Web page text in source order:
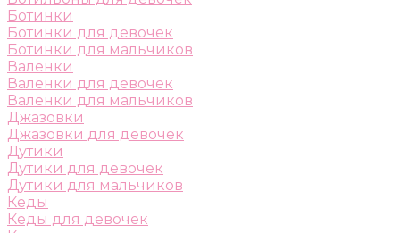
Ботинки
Ботинки для девочек
Ботинки для мальчиков
Валенки
Валенки для девочек
Валенки для мальчиков
Джазовки
Джазовки для девочек
Дутики
Дутики для девочек
Дутики для мальчиков
Кеды
Кеды для девочек